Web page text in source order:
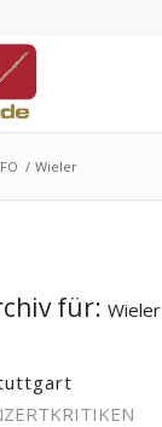
/ Wieler
für: Wieler